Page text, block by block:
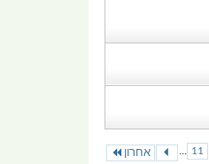
11
... אחרון